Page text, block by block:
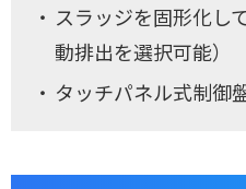
スラッジを固形化し
動排出を選択可能）
タッチパネル式制御